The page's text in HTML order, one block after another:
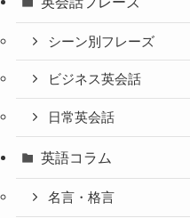
シーン別フレーズ
ビジネス英会話
日常英会話
英語コラム
名言・格言